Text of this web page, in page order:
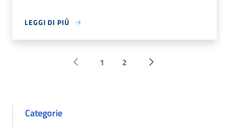
LEGGI DI PIÙ
Pagina precedente
1 2 Successiva »
Categorie